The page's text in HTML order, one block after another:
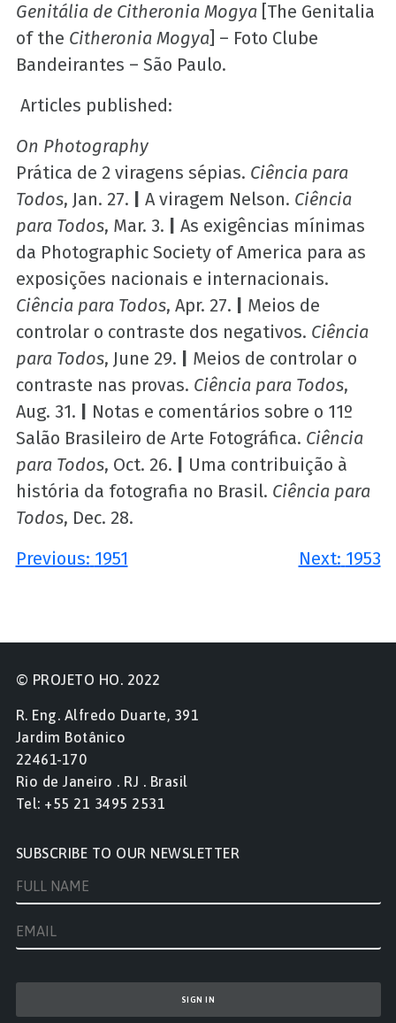
Genitália de Citheronia Mogya [The Genitalia
of the Citheronia Mogya] – Foto Clube
Bandeirantes – São Paulo.
Articles published:
On Photography
Prática de 2 viragens sépias. Ciência para
Todos, Jan. 27. A viragem Nelson. Ciência
para Todos, Mar. 3.
As exigências mínimas
da Photographic Society of America para as
exposições nacionais e internacionais.
Ciência para Todos, Apr. 27.
Meios de
controlar o contraste dos negativos. Ciência
para Todos, June 29.
Meios de controlar o
contraste nas provas. Ciência para Todos,
Aug. 31.
Notas e comentários sobre o 11º
Salão Brasileiro de Arte Fotográfica. Ciência
para Todos, Oct. 26.
Uma contribuição à
história da fotografia no Brasil. Ciência para
Todos, Dec. 28.
Post
Previous: 1951 Next: 1953
© PROJETO HO. 2022
R. Eng. Alfredo Duarte, 391
Jardim Botânico
22461-170
Rio de Janeiro . RJ . Brasil
Tel: +55 21 3495 2531
SUBSCRIBE TO OUR NEWSLETTER